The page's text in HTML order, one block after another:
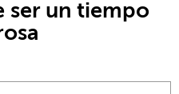
ser un tiempo